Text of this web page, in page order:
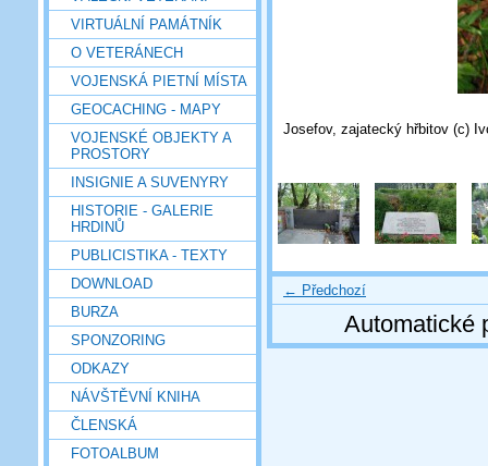
VIRTUÁLNÍ PAMÁTNÍK
O VETERÁNECH
VOJENSKÁ PIETNÍ MÍSTA
GEOCACHING - MAPY
VOJENSKÉ OBJEKTY A
PROSTORY
INSIGNIE A SUVENYRY
HISTORIE - GALERIE
HRDINŮ
PUBLICISTIKA - TEXTY
DOWNLOAD
BURZA
SPONZORING
ODKAZY
NÁVŠTĚVNÍ KNIHA
ČLENSKÁ
FOTOALBUM
Josefov, zajatecký hřbitov (c)
← Předchozí
Automatické